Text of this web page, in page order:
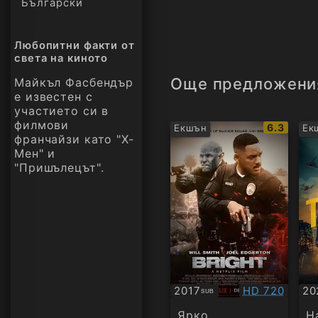
Български
Любопитни факти от
света на киното
Майкъл Фасбендър
е известен с
участието си в
филмови
франчайзи като "Х-
Мен" и
"Пришълецът".
Още
Екшън
IMDb
рейтинг:
6.3
2017SUB
Субтитри Качество:
HD 720